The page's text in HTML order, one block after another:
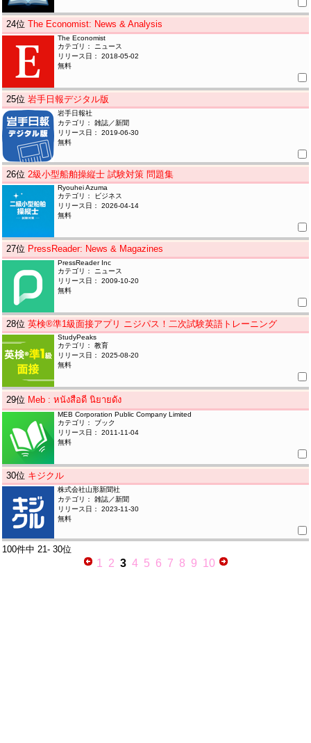
24位The Economist: News & Analysis
The Economist
カテゴリ： ニュース
リリース日： 2018-05-02
無料
25位岩手日報デジタル版
岩手日報社
カテゴリ： 雑誌／新聞
リリース日： 2019-06-30
無料
26位 2級小型船舶操縦士 試験対策 問題集
Ryouhei Azuma
カテゴリ： ビジネス
リリース日： 2026-04-14
無料
27位 PressReader: News & Magazines
PressReader Inc
カテゴリ： ニュース
リリース日： 2009-10-20
無料
28位英検®準1級面接アプリ ニジパス！二次試験英語トレーニング
StudyPeaks
カテゴリ： 教育
リリース日： 2025-08-20
無料
29位 Meb : หนังสือดี นิยายดัง
MEB Corporation Public Company Limited
カテゴリ： ブック
リリース日： 2011-11-04
無料
30位 キジクル
株式会社山形新聞社
カテゴリ： 雑誌／新聞
リリース日： 2023-11-30
無料
100件中 21- 30位
1 2 3 4 5 6 7 8 9 10